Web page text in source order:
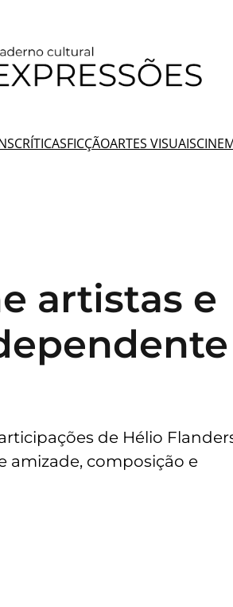
CRÍTICASFICÇÃOARTES VISUAIS
artistas e
de Hélio
amizade, composição e